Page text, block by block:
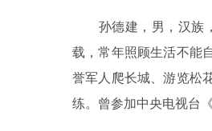
孙德建，男，汉族，
载，常年照顾生活不能
誉军人爬长城、游览松
练。曾参加中央电视台